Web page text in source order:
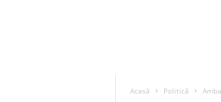
Acasă Politică